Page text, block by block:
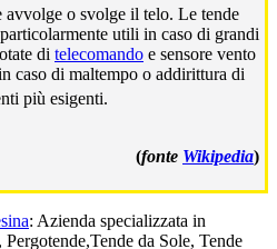
avvolge o svolge il telo. Le tende
utili in caso di grandi
di telecomando e sensore vento
caso di maltempo o addirittura di
più esigenti.
(fonte Wikipedia)
: Azienda specializzata in
da Sole, Tende